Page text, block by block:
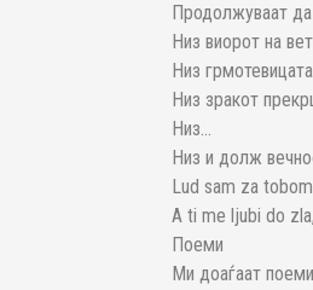
Продолжуваат
Низ виорот на
Низ грмотевицата
Низ зракот
Низ…
Низ и долж
Lud sam za
A ti me ljubi do
Поеми
Ми доаѓаат